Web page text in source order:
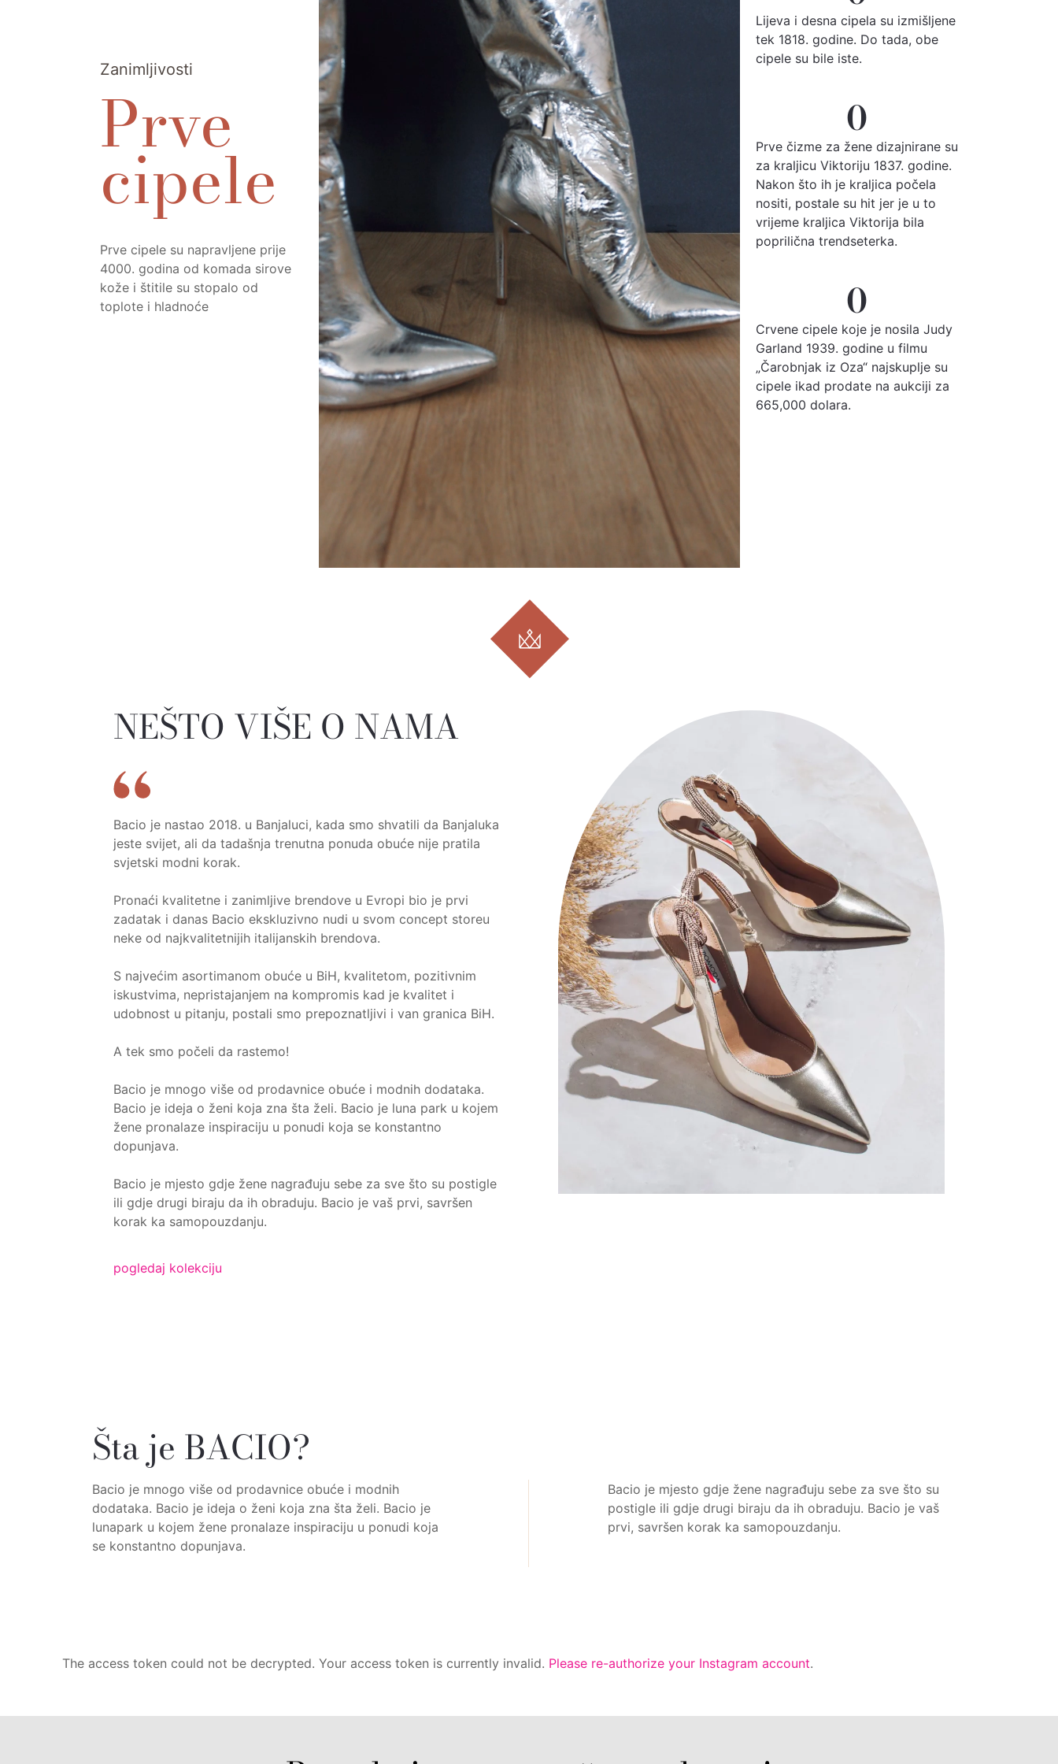
Zanimljivosti
Prve
cipele
Prve cipele su napravljene prije
4000. godina od komada sirove
kože i štitile su stopalo od
toplote i hladnoće
Lijeva i desna cipela su izmišljene
tek 1818. godine. Do tada, obe
cipele su bile iste.
Prve čizme za žene dizajnirane su
za kraljicu Viktoriju 1837. godine.
Nakon što ih je kraljica počela
nositi, postale su hit jer je u to
vrijeme kraljica Viktorija bila
poprilična trendseterka.
0
Crvene cipele koje je nosila Judy
Garland 1939. godine u filmu
„Čarobnjak iz Oza“ najskuplje su
cipele ikad prodate na aukciji za
665,000 dolara.
0
NEŠTO VIŠE O NAMA
Bacio je nastao 2018. u Banjaluci, kada smo shvatili da Banjaluka
jeste svijet, ali da tadašnja trenutna ponuda obuće nije pratila
svjetski modni korak.
Pronaći kvalitetne i zanimljive brendove u Evropi bio je prvi
zadatak i danas Bacio ekskluzivno nudi u svom concept storeu
neke od najkvalitetnijih italijanskih brendova.
S najvećim asortimanom obuće u BiH, kvalitetom, pozitivnim
iskustvima, nepristajanjem na kompromis kad je kvalitet i
udobnost u pitanju, postali smo prepoznatljivi i van granica BiH.
A tek smo počeli da rastemo!
Bacio je mnogo više od prodavnice obuće i modnih dodataka.
Bacio je ideja o ženi koja zna šta želi. Bacio je luna park u kojem
žene pronalaze inspiraciju u ponudi koja se konstantno
dopunjava.
Bacio je mjesto gdje žene nagrađuju sebe za sve što su postigle
ili gdje drugi biraju da ih obraduju. Bacio je vaš prvi, savršen
korak ka samopouzdanju.
pogledaj kolekciju
Šta je BACIO?
Bacio je mnogo više od prodavnice obuće i modnih
dodataka. Bacio je ideja o ženi koja zna šta želi. Bacio je
lunapark u kojem žene pronalaze inspiraciju u ponudi koja
se konstantno dopunjava.
Bacio je mjesto gdje žene nagrađuju sebe za sve što su
postigle ili gdje drugi biraju da ih obraduju. Bacio je vaš
prvi, savršen korak ka samopouzdanju.
The access token could not be decrypted. Your access token is currently invalid. Please re-authorize your Instagram account.